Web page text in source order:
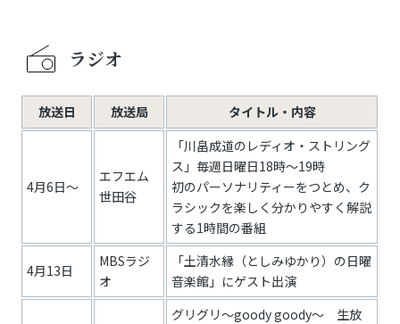
ラジオ
放送日 放送局 タイトル・内容
4月6日～
エフエム
世田谷
「川畠成道のレディオ・ストリング
ス」毎週日曜日18時～19時
初のパーソナリティーをつとめ、ク
ラシックを楽しく分かりやすく解説
する1時間の番組
4月13日
MBSラジ
オ
「土清水縁（としみゆかり）の日曜
音楽館」にゲスト出演
グリグリ～goody goody～ 生放